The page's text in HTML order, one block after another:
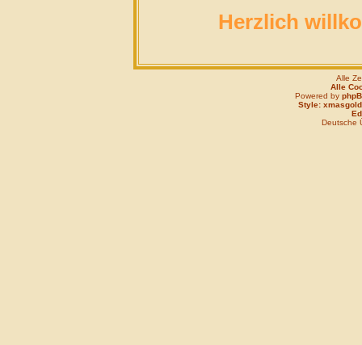
Herzlich
Alle
Alle
Powered by
Style: xmasgold
Deutsche